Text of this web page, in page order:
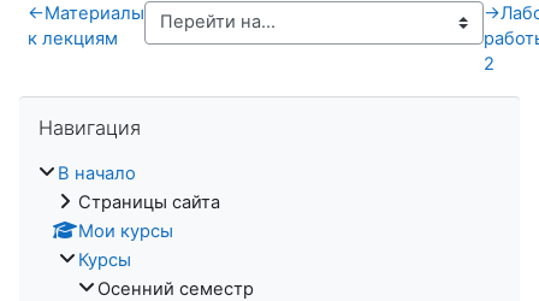
←Материалы
к лекциям
→
2
Навигация
В начало
Страницы сайта
Мои курсы
Курсы
Осенний семестр